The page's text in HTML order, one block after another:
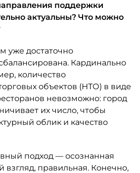
поддержки
актуальны? Что можно
уже достаточно
Кардинально
количество
объектов (НТО) в виде
невозможно: город
их число, чтобы
облик и качество
подход — осознанная
взгляд, правильная. Конечно,